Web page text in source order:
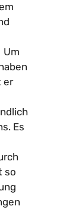
Um
er
Es
so